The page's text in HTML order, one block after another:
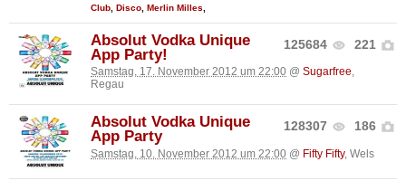
Club Disco Merlin Milles
125684 221
Absolut Vodka Unique
App Party!
Samstag, 17. November 2012 um 22:00 @ Sugarfree,
Regau
128307 186
Absolut Vodka Unique
App Party
Samstag, 10. November 2012 um 22:00 @ Fifty Fifty, Wels